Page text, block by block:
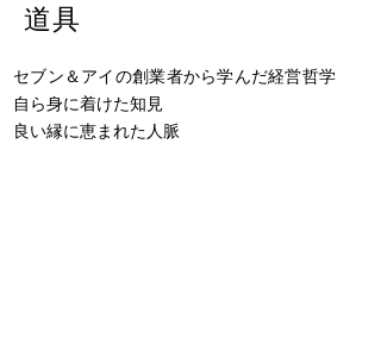
​道具
セブン＆アイの創業者から学んだ経営哲学
自ら身に着けた知見
​良い縁に恵まれた人脈